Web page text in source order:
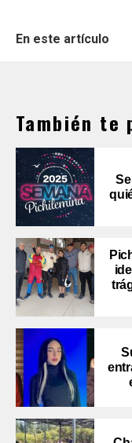
En este artículo
También te